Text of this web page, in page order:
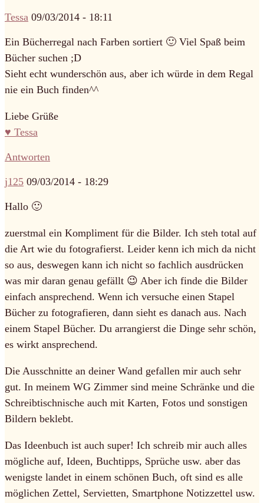
Tessa 09/03/2014 - 18:11
Ein Bücherregal nach Farben sortiert 🙂 Viel Spaß beim
Bücher suchen ;D
Sieht echt wunderschön aus, aber ich würde in dem Regal
nie ein Buch finden^^
Liebe Grüße
♥ Tessa
Antworten
j125 09/03/2014 - 18:29
Hallo 🙂
zuerstmal ein Kompliment für die Bilder. Ich steh total auf
die Art wie du fotografierst. Leider kenn ich mich da nicht
so aus, deswegen kann ich nicht so fachlich ausdrücken
was mir daran genau gefällt 😉 Aber ich finde die Bilder
einfach ansprechend. Wenn ich versuche einen Stapel
Bücher zu fotografieren, dann sieht es danach aus. Nach
einem Stapel Bücher. Du arrangierst die Dinge sehr schön,
es wirkt ansprechend.
Die Ausschnitte an deiner Wand gefallen mir auch sehr
gut. In meinem WG Zimmer sind meine Schränke und die
Schreibtischnische auch mit Karten, Fotos und sonstigen
Bildern beklebt.
Das Ideenbuch ist auch super! Ich schreib mir auch alles
mögliche auf, Ideen, Buchtipps, Sprüche usw. aber das
wenigste landet in einem schönen Buch, oft sind es alle
möglichen Zettel, Servietten, Smartphone Notizzettel usw.